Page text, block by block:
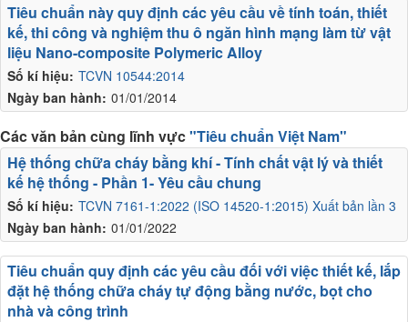
Số kí hiệu: TCVN 10544:2014
Ngày ban hành: 01/01/2014
Tiêu chuẩn này quy định các yêu cầu về tính toán, thiết
kế, thi công và nghiệm thu ô ngăn hình mạng làm từ vật
liệu Nano-composite Polymeric Alloy
Các văn bản cùng lĩnh vực"Tiêu chuẩn Việt Nam"
Số kí hiệu: TCVN 7161-1:2022 (ISO 14520-1:2015) Xuất bản lần 3
Ngày ban hành: 01/01/2022
Hệ thống chữa cháy bằng khí - Tính chất vật lý và thiết
kế hệ thống - Phần 1- Yêu cầu chung
Tiêu chuẩn quy định các yêu cầu đối với việc thiết kế, lắp
đặt hệ thống chữa cháy tự động bằng nước, bọt cho
nhà và công trình